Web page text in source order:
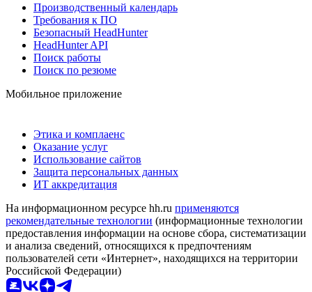
Производственный календарь
Требования к ПО
Безопасный HeadHunter
HeadHunter API
Поиск работы
Поиск по резюме
Мобильное приложение
Этика и комплаенс
Оказание услуг
Использование сайтов
Защита персональных данных
ИТ аккредитация
На информационном ресурсе hh.ru применяются
рекомендательные технологии (информационные технологии
предоставления информации на основе сбора, систематизации
и анализа сведений, относящихся к предпочтениям
пользователей сети «Интернет», находящихся на территории
Российской Федерации)